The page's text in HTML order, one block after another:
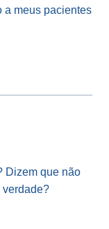
a meus pacientes
Dizem que não
verdade?